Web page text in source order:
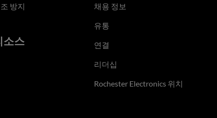
방지
소스
채용 정보
유통
연결
리더십
Rochester Electronics 위치